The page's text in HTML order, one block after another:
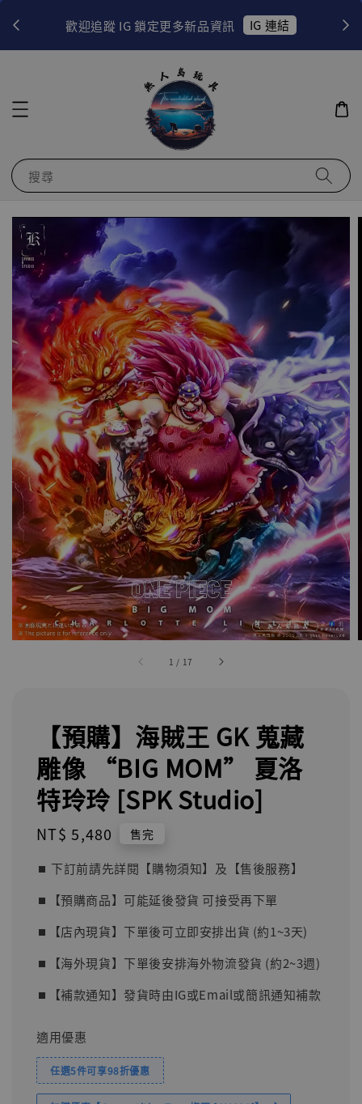
歡迎追蹤 IG 鎖定更多新品資訊 IG 連結
搜尋
1 / 17
【預購】海賊王 GK 蒐藏
雕像 “BIG MOM” 夏洛
特玲玲 [SPK Studio]
Regular
NT$ 5,480 售完
⏹︎ 下訂前請先詳閱【購物須知】及【售後服務】
⏹︎【預購商品】可能延後發貨 可接受再下單
⏹︎【店內現貨】下單後可立即安排出貨 (約1~3天)
⏹︎【海外現貨】下單後安排海外物流發貨 (約2~3週)
⏹︎【補款通知】發貨時由IG或Email或簡訊通知補款
適用優惠
任選5件可享98折優惠